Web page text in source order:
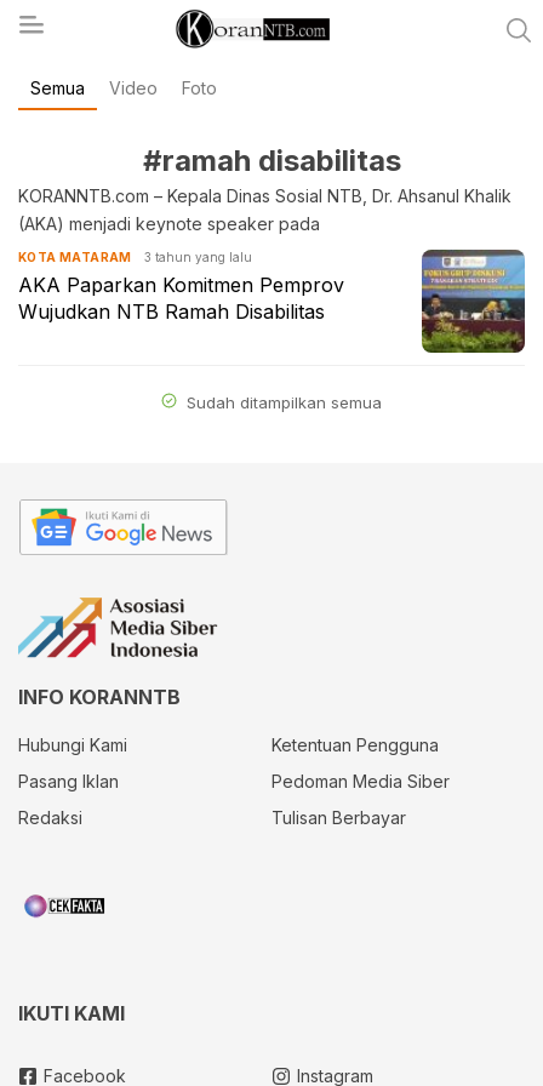
koranntb.com
Semua Video Foto
#ramah disabilitas
KORANNTB.com – Kepala Dinas Sosial NTB, Dr. Ahsanul Khalik
(AKA) menjadi keynote speaker pada
KOTA MATARAM 3 tahun yang lalu
AKA Paparkan Komitmen Pemprov
Wujudkan NTB Ramah Disabilitas
Sudah ditampilkan semua
INFO KORANNTB
Hubungi Kami
Ketentuan Pengguna
Pasang Iklan
Pedoman Media Siber
Redaksi
Tulisan Berbayar
IKUTI KAMI
Facebook Instagram